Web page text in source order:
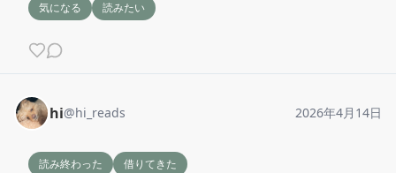
気になる 読みたい
hi@hi_reads 2026年4月14日
読み終わった 借りてきた